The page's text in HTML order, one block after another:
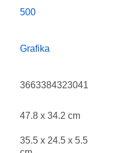
500
Grafika
3663384323041
47.8 x 34.2 cm
35.5 x 24.5 x 5.5